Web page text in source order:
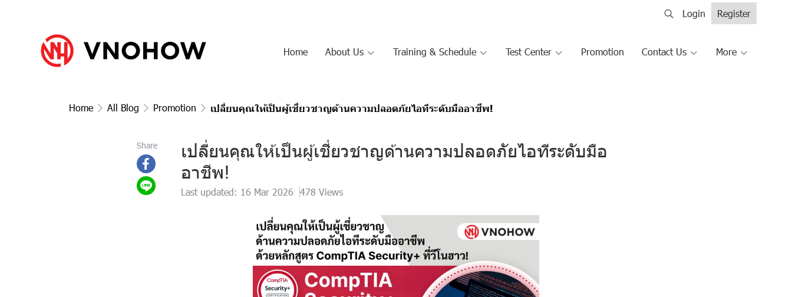
Login Register
Home About Us Training & Schedule Test Center Promotion Contact Us More
Home All Blog Promotion เปลี่ยนคุณให้เป็นผู้เชี่ยวชาญด้านความปลอดภัยไอทีระดับมืออาชีพ!
Share
เปลี่ยนคุณให้เป็นผู้เชี่ยวชาญด้านความปลอดภัยไอทีระดับมือ
อาชีพ!
Last updated: 16 Mar 2026 478 Views